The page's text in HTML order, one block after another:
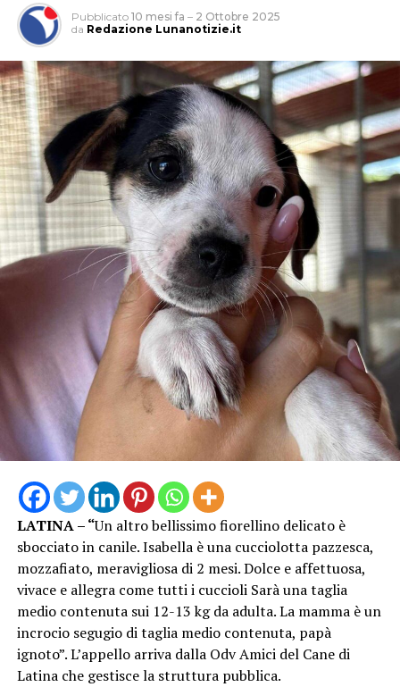
Pubblicato 10 mesi fa – 2 Ottobre 2025
da Redazione Lunanotizie.it
LATINA – “Un altro bellissimo fiorellino delicato è
sbocciato in canile. Isabella è una cucciolotta pazzesca,
mozzafiato, meravigliosa di 2 mesi. Dolce e affettuosa,
vivace e allegra come tutti i cuccioli Sarà una taglia
medio contenuta sui 12-13 kg da adulta. La mamma è un
incrocio segugio di taglia medio contenuta, papà
ignoto”. L’appello arriva dalla Odv Amici del Cane di
Latina che gestisce la struttura pubblica.